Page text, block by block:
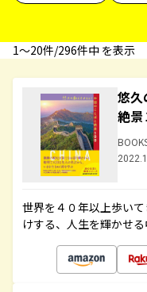
1〜20件/296件中 を表示
悠久
絶景
世界を４０年以上歩い
けする、人生を輝かせ